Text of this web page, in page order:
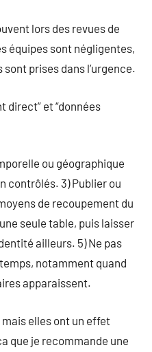
lors des revues de
équipes sont négligentes,
prises dans l’urgence.
direct” et “données
ou géographique
contrôlés. 3) Publier ou
de recoupement du
seule table, puis laisser
ailleurs. 5) Ne pas
notamment quand
apparaissent.
elles ont un effet
que je recommande une